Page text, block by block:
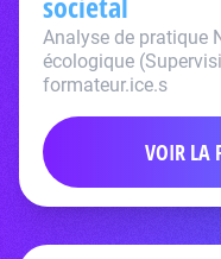
Analyse de pratique
écologique
formateur.ice.s
VOIR LA